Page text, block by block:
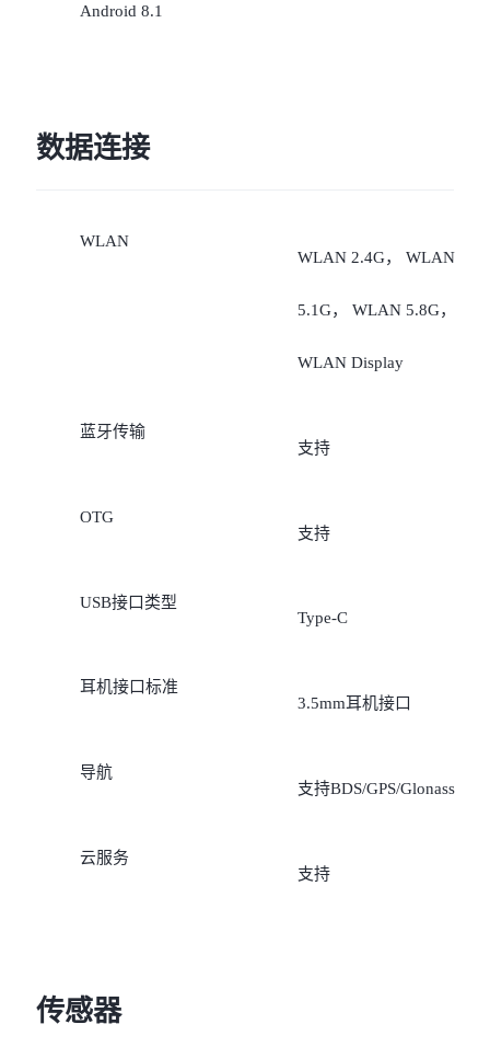
Android 8.1
数据连接
WLAN
WLAN 2.4G， WLAN
5.1G， WLAN 5.8G，
WLAN Display
蓝牙传输
支持
OTG
支持
USB接口类型
Type-C
耳机接口标准
3.5mm耳机接口
导航
支持BDS/GPS/Glonass
云服务
支持
传感器